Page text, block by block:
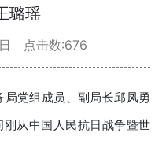
璐瑶
点击数:676
党组成员、副局长邱凤勇
从中国人民抗日战争暨世